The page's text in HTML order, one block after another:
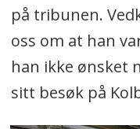
på tribunen.
oss om at han
han ikke ønsket
sitt besøk på